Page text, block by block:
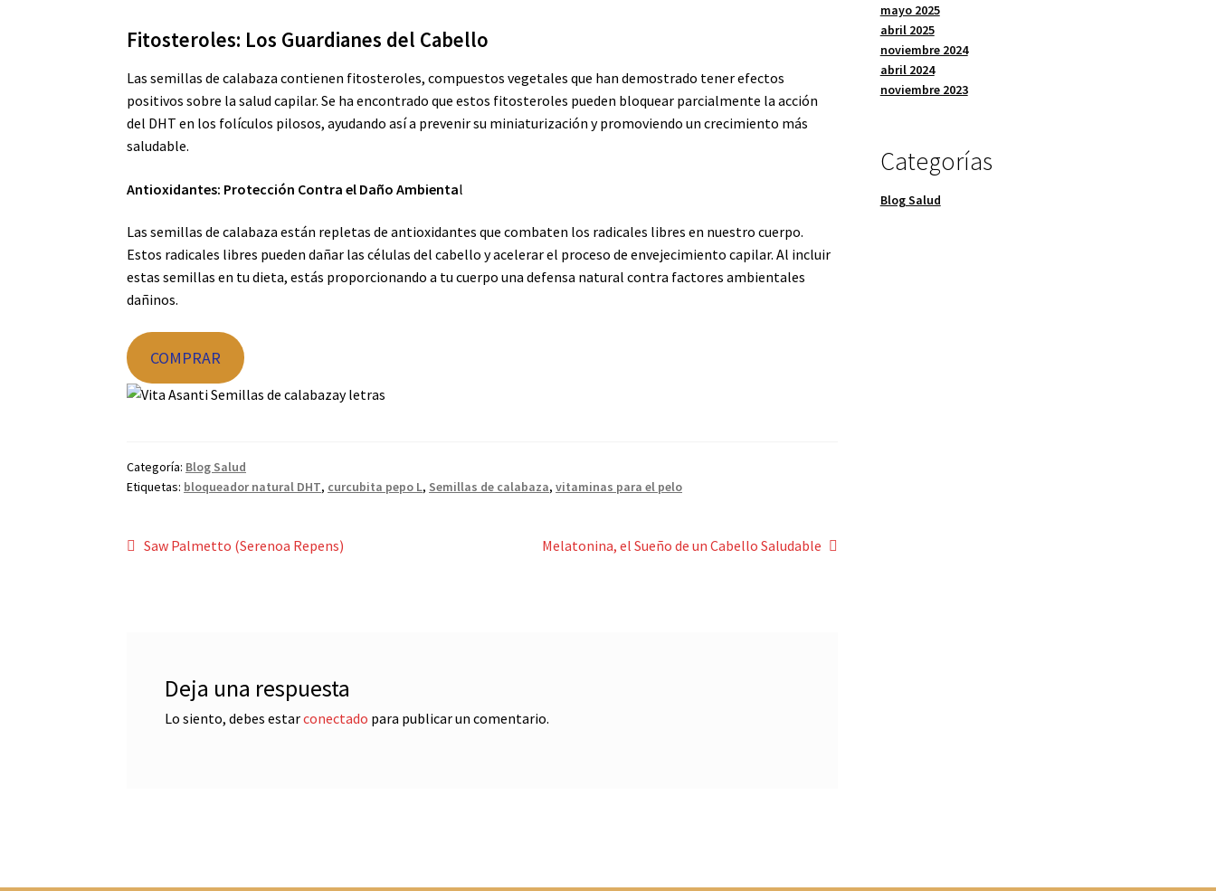
Fitosteroles: Los Guardianes del Cabello
Las semillas de calabaza contienen fitosteroles, compuestos vegetales que han demostrado tener efectos
positivos sobre la salud capilar. Se ha encontrado que estos fitosteroles pueden bloquear parcialmente la acción
del DHT en los folículos pilosos, ayudando así a prevenir su miniaturización y promoviendo un crecimiento más
saludable.
Antioxidantes: Protección Contra el Daño Ambiental
Las semillas de calabaza están repletas de antioxidantes que combaten los radicales libres en nuestro cuerpo.
Estos radicales libres pueden dañar las células del cabello y acelerar el proceso de envejecimiento capilar. Al incluir
estas semillas en tu dieta, estás proporcionando a tu cuerpo una defensa natural contra factores ambientales
dañinos.
COMPRAR
Categoría: Blog Salud
Etiquetas: bloqueador natural DHT, curcubita pepo L, Semillas de calabaza,vitaminas para el pelo
Navegación
Anterior:
Saw Palmetto (Serenoa Repens) Siguiente:
Melatonina, el Sueño de un Cabello Saludable
Deja una respuesta
Lo siento, debes estarconectado para publicar un comentario.
mayo 2025
abril 2025
noviembre 2024
abril 2024
noviembre 2023
Categorías
Blog Salud